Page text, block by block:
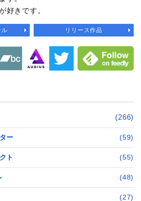
好きです。
ル リリース作品
(266)
ー (59)
ト (55)
(48)
(27)